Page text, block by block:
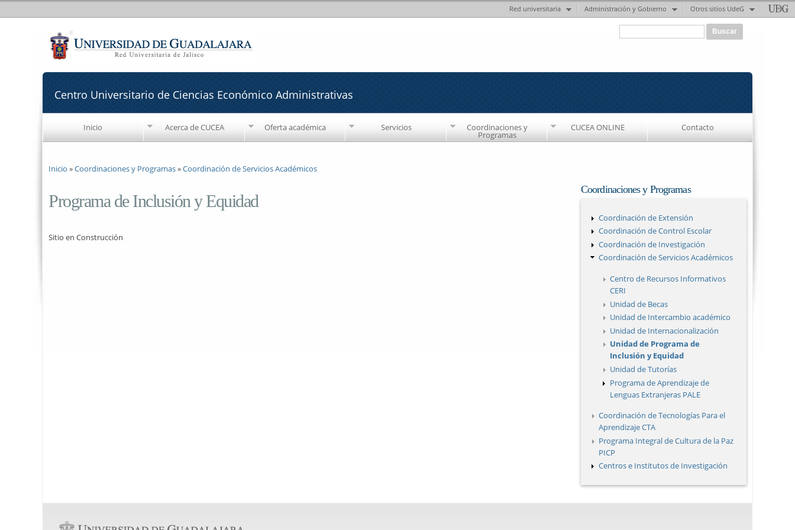
Red universitaria Administración y Gobierno Otros sitios UdeG
Centro Universitario de Ciencias Económico Administrativas
Inicio Acerca de CUCEA Oferta académica Servicios Coordinaciones y
Programas
CUCEA ONLINE Contacto
Inicio »Coordinaciones y Programas»Coordinación de Servicios Académicos
Programa de Inclusión y Equidad
Sitio en Construcción
Coordinaciones y Programas
Coordinación de Extensión
Coordinación de Control Escolar
Coordinación de Investigación
Coordinación de Servicios Académicos
Centro de Recursos Informativos
CERI
Unidad de Becas
Unidad de Intercambio académico
Unidad de Internacionalización
Unidad de Programa de
Inclusión y Equidad
Unidad de Tutorías
Programa de Aprendizaje de
Lenguas Extranjeras PALE
Coordinación de Tecnologías Para el
Aprendizaje CTA
Programa Integral de Cultura de la Paz
PICP
Centros e Institutos de Investigación